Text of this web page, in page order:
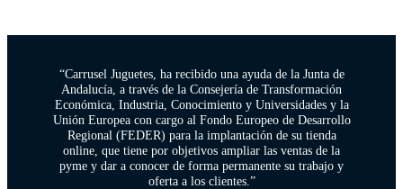
“Carrusel Juguetes, ha recibido una ayuda de la Junta de
Andalucía, a través de la Consejería de Transformación
Económica, Industria, Conocimiento y Universidades y la
Unión Europea con cargo al Fondo Europeo de Desarrollo
Regional (FEDER) para la implantación de su tienda
online, que tiene por objetivos ampliar las ventas de la
pyme y dar a conocer de forma permanente su trabajo y
oferta a los clientes.”